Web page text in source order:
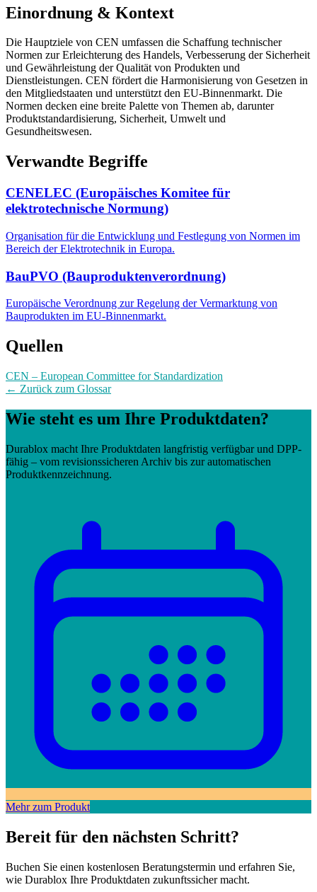
Einordnung & Kontext
Die Hauptziele von CEN umfassen die Schaffung technischer
Normen zur Erleichterung des Handels, Verbesserung der Sicherheit
und Gewährleistung der Qualität von Produkten und
Dienstleistungen. CEN fördert die Harmonisierung von Gesetzen in
den Mitgliedstaaten und unterstützt den EU-Binnenmarkt. Die
Normen decken eine breite Palette von Themen ab, darunter
Produktstandardisierung, Sicherheit, Umwelt und
Gesundheitswesen.
Verwandte Begriffe
CENELEC (Europäisches Komitee für
elektrotechnische Normung)
Organisation für die Entwicklung und Festlegung von Normen im
Bereich der Elektrotechnik in Europa.
BauPVO (Bauproduktenverordnung)
Europäische Verordnung zur Regelung der Vermarktung von
Bauprodukten im EU-Binnenmarkt.
Quellen
CEN – European Committee for Standardization
← Zurück zum Glossar
Wie steht es um Ihre Produktdaten?
Durablox macht Ihre Produktdaten langfristig verfügbar und DPP-
fähig – vom revisionssicheren Archiv bis zur automatischen
Produktkennzeichnung.
Mehr zum Produkt
Bereit für den nächsten Schritt?
Buchen Sie einen kostenlosen Beratungstermin und erfahren Sie,
wie Durablox Ihre Produktdaten zukunftssicher macht.